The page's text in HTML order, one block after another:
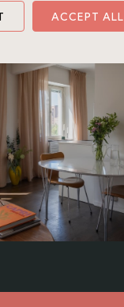
ACCEPT ALL